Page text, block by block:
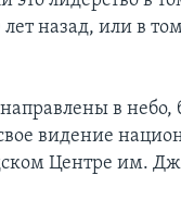
назад, или в
в небо,
видение
Центре им.